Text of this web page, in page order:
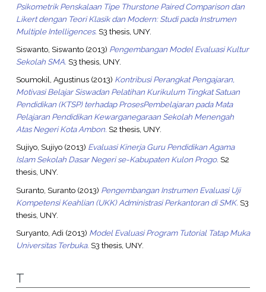
Psikometrik Penskalaan Tipe Thurstone Paired Comparison dan
Likert dengan Teori Klasik dan Modern: Studi pada Instrumen
Multiple Intelligences. S3 thesis, UNY.
Siswanto, Siswanto(2013) Pengembangan Model Evaluasi Kultur
Sekolah SMA. S3 thesis, UNY.
Soumokil, Agustinus(2013) Kontribusi Perangkat Pengajaran,
Motivasi Belajar Siswadan Pelatihan Kurikulum Tingkat Satuan
Pendidikan (KTSP) terhadap ProsesPembelajaran pada Mata
Pelajaran Pendidikan Kewarganegaraan Sekolah Menengah
Atas Negeri Kota Ambon. S2 thesis, UNY.
Sujiyo, Sujiyo(2013) Evaluasi Kinerja Guru Pendidikan Agama
Islam Sekolah Dasar Negeri se-Kabupaten Kulon Progo. S2
thesis, UNY.
Suranto, Suranto(2013) Pengembangan Instrumen Evaluasi Uji
Kompetensi Keahlian (UKK) Administrasi Perkantoran di SMK. S3
thesis, UNY.
Suryanto, Adi (2013) Model Evaluasi Program Tutorial Tatap Muka
Universitas Terbuka. S3 thesis, UNY.
T